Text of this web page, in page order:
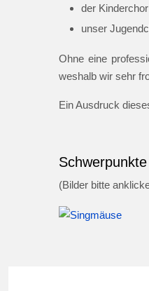
der
unser
Ohne eine
weshalb wir sehr
Ein Ausdruck
(Bilder bitte